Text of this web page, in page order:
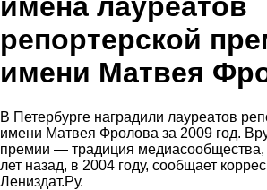
имена лауреатов
репортерской
имени Матвея
В Петербурге наградили лауреатов
имени Матвея Фролова за 2009 год.
премии — традиция медиасообщества,
лет назад, в 2004 году, сообщает
Лениздат.Ру.